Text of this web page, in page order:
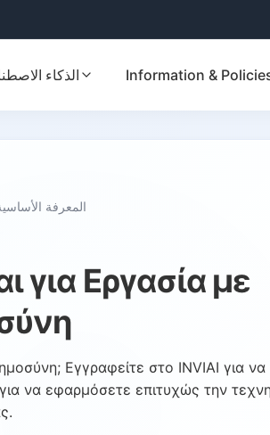
الذكاء Information &
المعرفة
για Εργασία με
Εγγραφείτε στο INVIAI για να
να εφαρμόσετε επιτυχώς την